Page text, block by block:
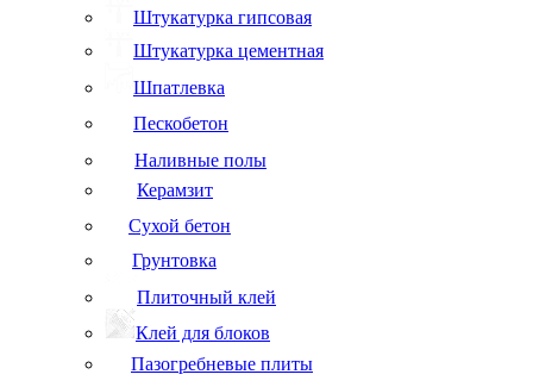
Штукатурка гипсовая
Штукатурка цементная
Шпатлевка
Пескобетон
Наливные полы
Керамзит
Сухой бетон
Грунтовка
Плиточный клей
Клей для блоков
Пазогребневые плиты